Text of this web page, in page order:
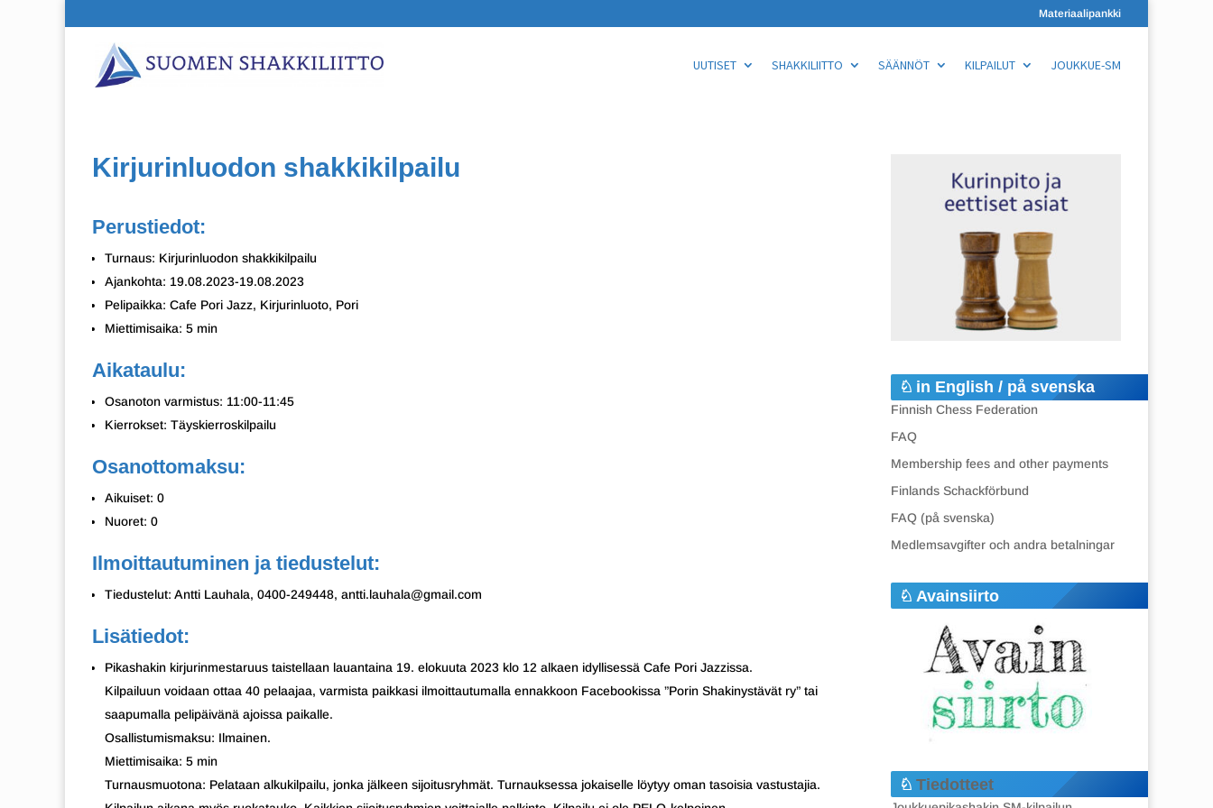
Materiaalipankki
UUTISET SHAKKILIITTO SÄÄNNÖT KILPAILUT JOUKKUE-SM
Kirjurinluodon shakkikilpailu
Perustiedot:
Turnaus: Kirjurinluodon shakkikilpailu
Ajankohta: 19.08.2023-19.08.2023
Pelipaikka: Cafe Pori Jazz, Kirjurinluoto, Pori
Miettimisaika: 5 min
Aikataulu:
Osanoton varmistus: 11:00-11:45
Kierrokset: Täyskierroskilpailu
Osanottomaksu:
Aikuiset: 0
Nuoret: 0
Ilmoittautuminen ja tiedustelut:
Tiedustelut: Antti Lauhala, 0400-249448, antti.lauhala@gmail.com
Lisätiedot:
Pikashakin kirjurinmestaruus taistellaan lauantaina 19. elokuuta 2023 klo 12 alkaen idyllisessä Cafe Pori Jazzissa.
Kilpailuun voidaan ottaa 40 pelaajaa, varmista paikkasi ilmoittautumalla ennakkoon Facebookissa ”Porin Shakinystävät ry” tai
saapumalla pelipäivänä ajoissa paikalle.
Osallistumismaksu: Ilmainen.
Miettimisaika: 5 min
Turnausmuotona: Pelataan alkukilpailu, jonka jälkeen sijoitusryhmät. Turnauksessa jokaiselle löytyy oman tasoisia vastustajia.
in English / på svenska
Finnish Chess Federation
FAQ
Membership fees and other payments
Finlands Schackförbund
FAQ (på svenska)
Medlemsavgifter och andra betalningar
Avainsiirto
Tiedotteet